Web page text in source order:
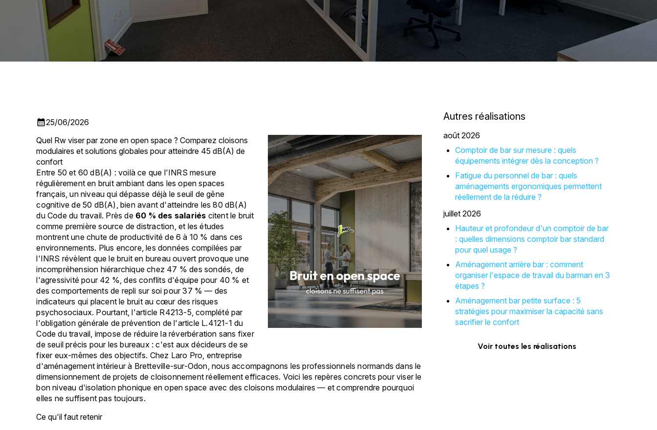
calendar_month25/06/2026
Quel Rw viser par zone en open space ? Comparez cloisons
modulaires et solutions globales pour atteindre 45 dB(A) de
confort
Entre 50 et 60 dB(A) : voilà ce que l'INRS mesure
régulièrement en bruit ambiant dans les open spaces
français, un niveau qui dépasse déjà le seuil de gêne
cognitive de 50 dB(A), bien avant d'atteindre les 80 dB(A)
du Code du travail. Près de 60 % des salariés citent le bruit
comme première source de distraction, et les études
montrent une chute de productivité de 6 à 10 % dans ces
environnements. Plus encore, les données compilées par
l'INRS révèlent que le bruit en bureau ouvert provoque une
incompréhension hiérarchique chez 47 % des sondés, de
l'agressivité pour 42 %, des conflits d'équipe pour 40 % et
des comportements de repli sur soi pour 37 % — des
indicateurs qui placent le bruit au cœur des risques
psychosociaux. Pourtant, l'article R4213-5, complété par
l'obligation générale de prévention de l'article L.4121-1 du
Code du travail, impose de réduire la réverbération sans fixer
de seuil précis pour les bureaux : c'est aux décideurs de se
fixer eux-mêmes des objectifs. Chez Laro Pro, entreprise
d'aménagement intérieur à Bretteville-sur-Odon, nous accompagnons les professionnels normands dans le
dimensionnement de projets de cloisonnement réellement efficaces. Voici les repères concrets pour viser le
bon niveau d'isolation phonique en open space avec des cloisons modulaires — et comprendre pourquoi
elles ne suffisent pas toujours.
Ce qu'il faut retenir
Autres réalisations
août 2026
Comptoir de bar sur mesure : quels
équipements intégrer dès la conception ?
Fatigue du personnel de bar : quels
aménagements ergonomiques permettent
réellement de la réduire ?
juillet 2026
Hauteur et profondeur d'un comptoir de bar
: quelles dimensions comptoir bar standard
pour quel usage ?
Aménagement arrière bar : comment
organiser l'espace de travail du barman en 3
étapes ?
Aménagement bar petite surface : 5
stratégies pour maximiser la capacité sans
sacrifier le confort
Voir toutes les réalisations